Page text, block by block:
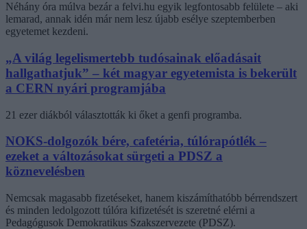
Néhány óra múlva bezár a felvi.hu egyik legfontosabb felülete – aki
lemarad, annak idén már nem lesz újabb esélye szeptemberben
egyetemet kezdeni.
„A világ legelismertebb tudósainak előadásait
hallgathatjuk” – két magyar egyetemista is bekerült
a CERN nyári programjába
21 ezer diákból választották ki őket a genfi programba.
NOKS-dolgozók bére, cafetéria, túlórapótlék –
ezeket a változásokat sürgeti a PDSZ a
köznevelésben
Nemcsak magasabb fizetéseket, hanem kiszámíthatóbb bérrendszert
és minden ledolgozott túlóra kifizetését is szeretné elérni a
Pedagógusok Demokratikus Szakszervezete (PDSZ).